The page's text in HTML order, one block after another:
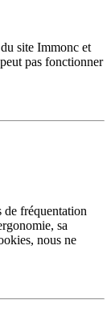
site Immonc et
pas fonctionner
de fréquentation
sa
nous ne